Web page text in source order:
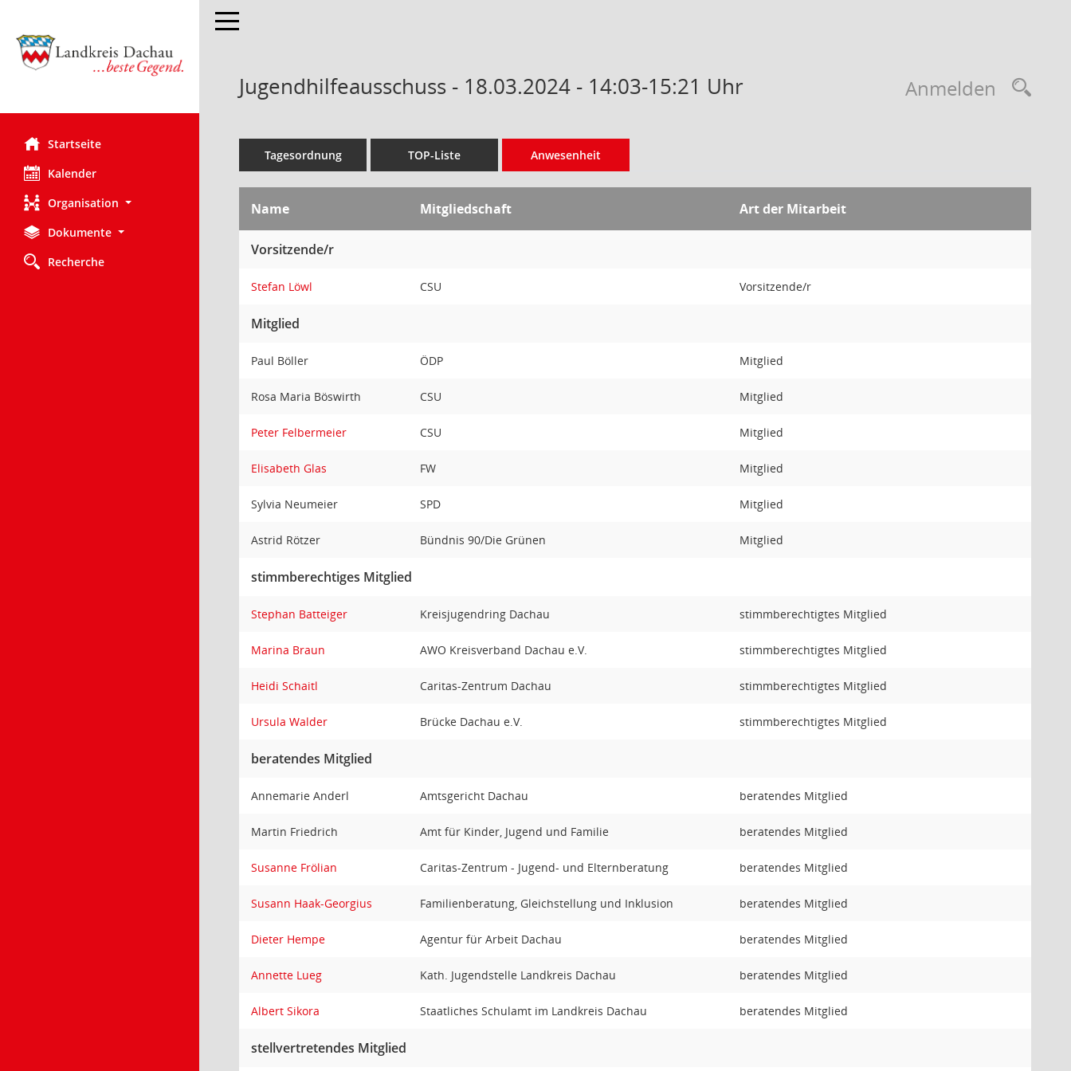
Startseite
Kalender
Organisation
Dokumente
Recherche
Toggle navigation
Anmelden
Jugendhilfeausschuss - 18.03.2024 - 14:03-15:21 Uhr
Tagesordnung TOP-Liste Anwesenheit
Name Mitgliedschaft Art der Mitarbeit
Vorsitzende/r
Stefan Löwl CSU Vorsitzende/r
Mitglied
Paul Böller ÖDP Mitglied
Rosa Maria Böswirth CSU Mitglied
Peter Felbermeier CSU Mitglied
Elisabeth Glas FW Mitglied
Sylvia Neumeier SPD Mitglied
Astrid Rötzer Bündnis 90/Die Grünen Mitglied
stimmberechtiges Mitglied
Stephan Batteiger Kreisjugendring Dachau stimmberechtigtes Mitglied
Marina Braun AWO Kreisverband Dachau e.V. stimmberechtigtes Mitglied
Heidi Schaitl Caritas-Zentrum Dachau stimmberechtigtes Mitglied
Ursula Walder Brücke Dachau e.V. stimmberechtigtes Mitglied
beratendes Mitglied
Annemarie Anderl Amtsgericht Dachau beratendes Mitglied
Martin Friedrich Amt für Kinder, Jugend und Familie beratendes Mitglied
Susanne Frölian Caritas-Zentrum - Jugend- und Elternberatung beratendes Mitglied
Susann Haak-Georgius Familienberatung, Gleichstellung und Inklusion beratendes Mitglied
Dieter Hempe Agentur für Arbeit Dachau beratendes Mitglied
Annette Lueg Kath. Jugendstelle Landkreis Dachau beratendes Mitglied
Albert Sikora Staatliches Schulamt im Landkreis Dachau beratendes Mitglied
stellvertretendes Mitglied